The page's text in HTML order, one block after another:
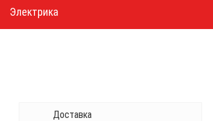
Электрика
Доставка